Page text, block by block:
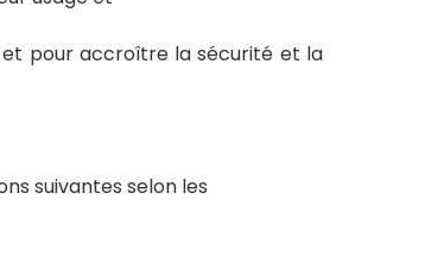
et pour accroître la sécurité et la
suivantes selon les